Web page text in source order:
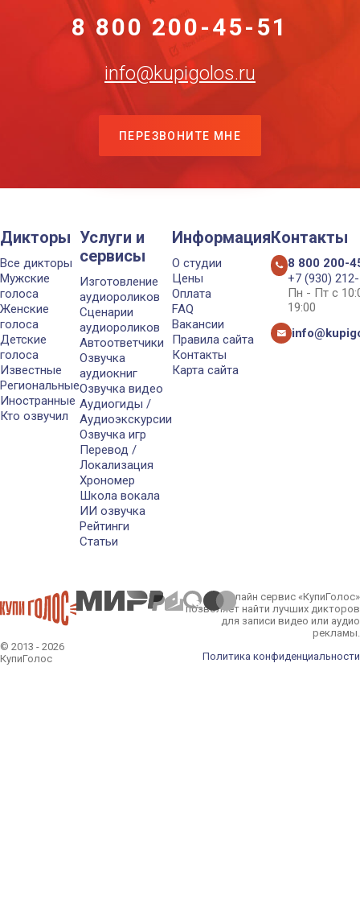
8 800 200-45-51
info@kupigolos.ru
ПЕРЕЗВОНИТЕ МНЕ
Дикторы
Все дикторы
Мужские
голоса
Женские
голоса
Детские
голоса
Известные
Региональные
Иностранные
Кто озвучил
Услуги и
сервисы
Изготовление
аудиороликов
Сценарии
аудиороликов
Автоответчики
Озвучка
аудиокниг
Озвучка видео
Аудиогиды /
Аудиоэкскурсии
Озвучка игр
Перевод /
Локализация
Хрономер
Школа вокала
ИИ озвучка
Рейтинги
Статьи
Информация
О студии
Цены
Оплата
FAQ
Вакансии
Правила сайта
Контакты
Карта сайта
Контакты
8 800 200-
+7 (930)
Пн - Пт с
19:00
© 2013 - 2026
КупиГолос
Онлайн сервис «КупиГолос»
позволяет найти лучших дикторов
для записи видео или аудио
рекламы.
Политика конфиденциальности